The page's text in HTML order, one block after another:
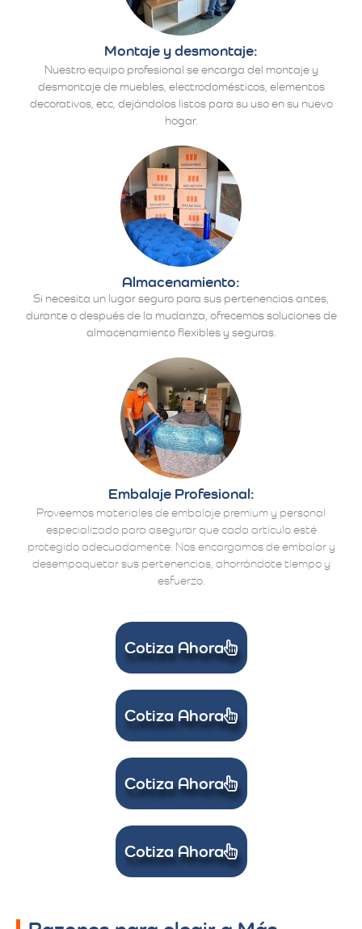
Montaje y desmontaje:
Nuestro equipo profesional se encarga del montaje y
desmontaje de muebles, electrodomésticos, elementos
decorativos, etc, dejándolos listos para su uso en su nuevo
hogar.
Almacenamiento:
Si necesita un lugar seguro para sus pertenencias antes,
durante o después de la mudanza, ofrecemos soluciones de
almacenamiento flexibles y seguras.
Embalaje Profesional:
Proveemos materiales de embalaje premium y personal
especializado para asegurar que cada artículo esté
protegido adecuadamente. Nos encargamos de embalar y
desempaquetar sus pertenencias, ahorrándote tiempo y
esfuerzo.
Cotiza Ahora
Cotiza Ahora
Cotiza Ahora
Cotiza Ahora